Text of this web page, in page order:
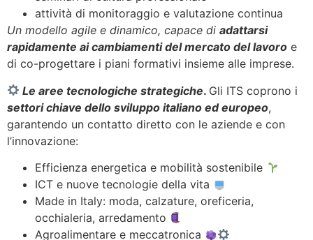
attività di monitoraggio e valutazione continua
Un modello agile e dinamico, capace di adattarsi
rapidamente ai cambiamenti del mercato del lavoro e
di co-progettare i piani formativi insieme alle imprese.
Le aree tecnologiche strategiche. Gli ITS coprono i
settori chiave dello sviluppo italiano ed europeo,
garantendo un contatto diretto con le aziende e con
l’innovazione:
Efficienza energetica e mobilità sostenibile
ICT e nuove tecnologie della vita
Made in Italy: moda, calzature, oreficeria,
occhialeria, arredamento
Agroalimentare e meccatronica